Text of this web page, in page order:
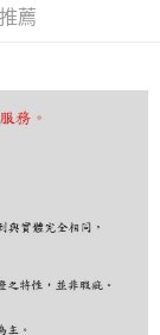
。 讓您購物簡單
AFTEE先享後付」
可透過四大超商／
。
取消訂單，請聯絡
需透過AFTEE先享
薦